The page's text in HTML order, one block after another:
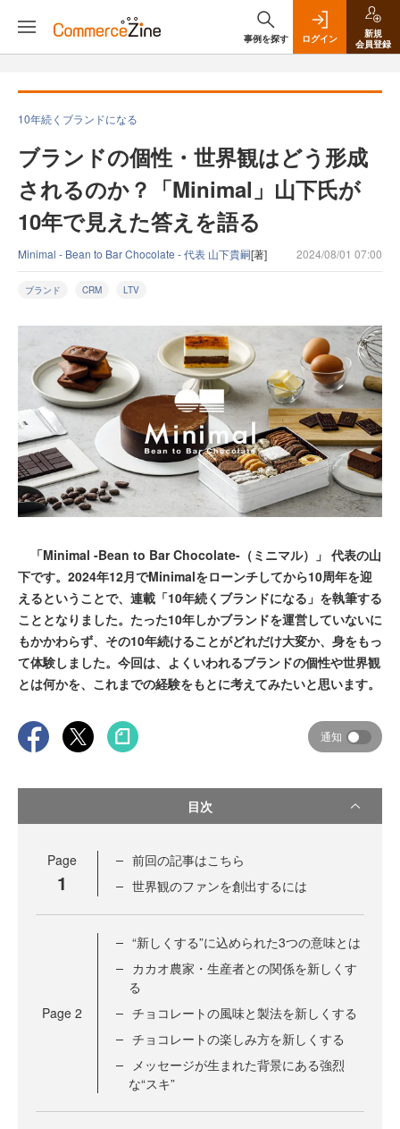
事例を探す ログイン
新規
会員登録
10年続くブランドになる
ブランドの個性・世界観はどう形成
されるのか？「Minimal」山下氏が
10年で見えた答えを語る
Minimal - Bean to Bar Chocolate - 代表 山下貴嗣[著] 2024/08/01 07:00
ブランド CRM LTV
「Minimal -Bean to Bar Chocolate-（ミニマル）」 代表の山
下です。2024年12月でMinimalをローンチしてから10周年を迎
えるということで、連載「10年続くブランドになる」を執筆する
こととなりました。たった10年しかブランドを運営していないに
もかかわらず、その10年続けることがどれだけ大変か、身をもっ
て体験しました。今回は、よくいわれるブランドの個性や世界観
とは何かを、これまでの経験をもとに考えてみたいと思います。
通知
目次
Page
1
前回の記事はこちら
世界観のファンを創出するには
Page 2
“新しくする”に込められた3つの意味とは
カカオ農家・生産者との関係を新しくす
る
チョコレートの風味と製法を新しくする
チョコレートの楽しみ方を新しくする
メッセージが生まれた背景にある強烈
な“スキ”